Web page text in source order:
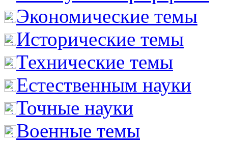
Экономические темы
Исторические темы
Технические темы
Естественным науки
Точные науки
Военные темы